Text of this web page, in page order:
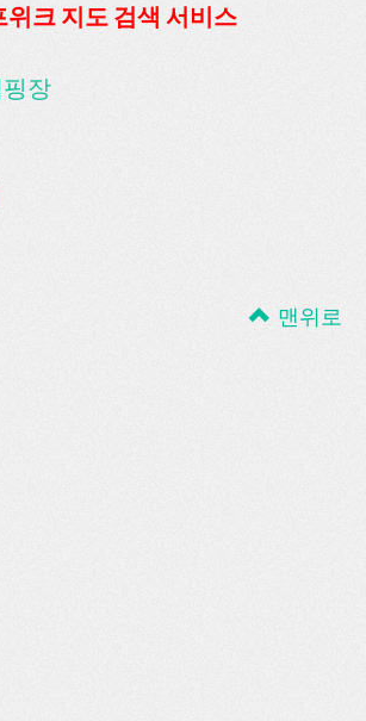
위크 지도 검색 서비스
장
맨위로